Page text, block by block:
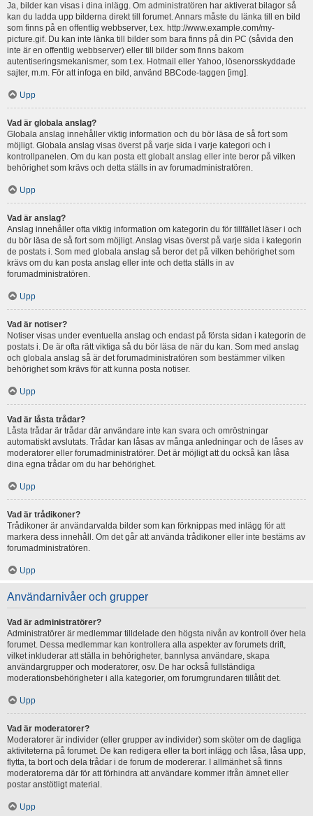
Ja, bilder kan visas i dina inlägg. Om administratören har aktiverat bilagor så
kan du ladda upp bilderna direkt till forumet. Annars måste du länka till en bild
som finns på en offentlig webbserver, t.ex. http://www.example.com/my-
picture.gif. Du kan inte länka till bilder som bara finns på din PC (såvida den
inte är en offentlig webbserver) eller till bilder som finns bakom
autentiseringsmekanismer, som t.ex. Hotmail eller Yahoo, lösenorsskyddade
sajter, m.m. För att infoga en bild, använd BBCode-taggen [img].
Upp
Vad är globala anslag?
Globala anslag innehåller viktig information och du bör läsa de så fort som
möjligt. Globala anslag visas överst på varje sida i varje kategori och i
kontrollpanelen. Om du kan posta ett globalt anslag eller inte beror på vilken
behörighet som krävs och detta ställs in av forumadministratören.
Upp
Vad är anslag?
Anslag innehåller ofta viktig information om kategorin du för tillfället läser i och
du bör läsa de så fort som möjligt. Anslag visas överst på varje sida i kategorin
de postats i. Som med globala anslag så beror det på vilken behörighet som
krävs om du kan posta anslag eller inte och detta ställs in av
forumadministratören.
Upp
Vad är notiser?
Notiser visas under eventuella anslag och endast på första sidan i kategorin de
postats i. De är ofta rätt viktiga så du bör läsa de när du kan. Som med anslag
och globala anslag så är det forumadministratören som bestämmer vilken
behörighet som krävs för att kunna posta notiser.
Upp
Vad är låsta trådar?
Låsta trådar är trådar där användare inte kan svara och omröstningar
automatiskt avslutats. Trådar kan låsas av många anledningar och de låses av
moderatorer eller forumadministratörer. Det är möjligt att du också kan låsa
dina egna trådar om du har behörighet.
Upp
Vad är trådikoner?
Trådikoner är användarvalda bilder som kan förknippas med inlägg för att
markera dess innehåll. Om det går att använda trådikoner eller inte bestäms av
forumadministratören.
Upp
Användarnivåer och grupper
Vad är administratörer?
Administratörer är medlemmar tilldelade den högsta nivån av kontroll över hela
forumet. Dessa medlemmar kan kontrollera alla aspekter av forumets drift,
vilket inkluderar att ställa in behörigheter, bannlysa användare, skapa
användargrupper och moderatorer, osv. De har också fullständiga
moderationsbehörigheter i alla kategorier, om forumgrundaren tillåtit det.
Upp
Vad är moderatorer?
Moderatorer är individer (eller grupper av individer) som sköter om de dagliga
aktiviteterna på forumet. De kan redigera eller ta bort inlägg och låsa, låsa upp,
flytta, ta bort och dela trådar i de forum de modererar. I allmänhet så finns
moderatorerna där för att förhindra att användare kommer ifrån ämnet eller
postar anstötligt material.
Upp